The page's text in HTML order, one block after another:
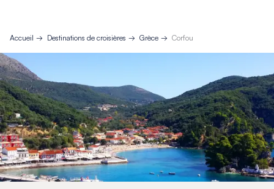
Accueil Destinations de croisières Grèce Corfou